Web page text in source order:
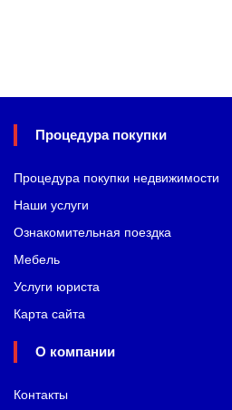
Процедура покупки
Процедура покупки недвижимости
Наши услуги
Ознакомительная поездка
Мебель
Услуги юриста
Карта сайта
О компании
Контакты